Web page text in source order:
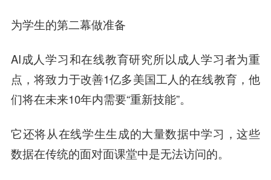
为学生的第二幕做准备
AI成人学习和在线教育研究所以成人学习者为重
点，将致力于改善1亿多美国工人的在线教育，他
们将在未来10年内需要“重新技能”。
它还将从在线学生生成的大量数据中学习，这些
数据在传统的面对面课堂中是无法访问的。